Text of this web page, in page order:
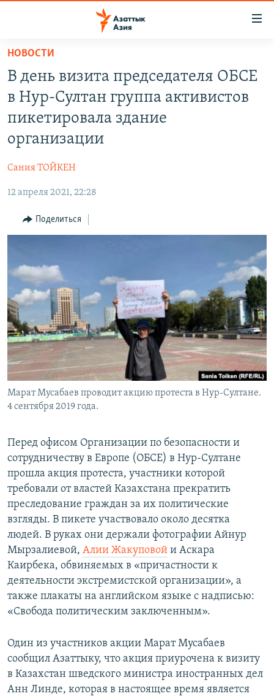
Вернуться
основному
содержанию
Вернутся
главной
Вернутся
НОВОСТИ
ВОЙНА В УКРАИНЕ
ЎЗБЕКЧА
ТОҶИКӢ
ПОДПИШИТЕСЬ НА НАС В СОЦСЕТЯХ
Все сайты РСЕ/РС
НОВОСТИ
В день визита председателя ОБСЕ
в Нур-Султан группа активистов
пикетировала здание
организации
Сания ТОЙКЕН
12 апреля 2021, 22:28
Поделиться
Марат Мусабаев проводит акцию протеста в Нур-Султане.
4 сентября 2019 года.
Перед офисом Организации по безопасности и
сотрудничеству в Европе (ОБСЕ) в Нур-Султане
прошла акция протеста, участники которой
требовали от властей Казахстана прекратить
преследование граждан за их политические
взгляды. В пикете участвовало около десятка
людей. В руках они держали фотографии Айнур
Мырзалиевой, Алии Жакуповой и Аскара
Каирбека, обвиняемых в «причастности к
деятельности экстремистской организации», а
также плакаты на английском языке с надписью:
«Свобода политическим заключенным».
Один из участников акции Марат Мусабаев
сообщил Азаттыку, что акция приурочена к визиту
в Казахстан шведского министра иностранных дел
Анн Линде, которая в настоящее время является